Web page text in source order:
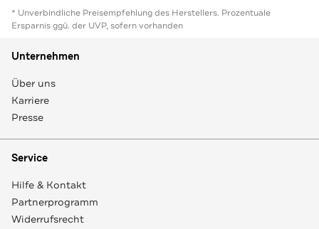
* Unverbindliche Preisempfehlung des Herstellers. Prozentuale
Ersparnis ggü. der UVP, sofern vorhanden
Unternehmen
Über uns
Karriere
Presse
Service
Hilfe & Kontakt
Partnerprogramm
Widerrufsrecht